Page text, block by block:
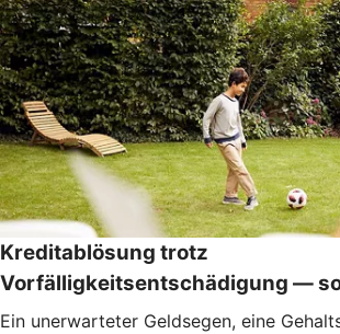
Kreditablösung trotz
Vorfälligkeitsentschädigung —
Ein unerwarteter Geldsegen, eine